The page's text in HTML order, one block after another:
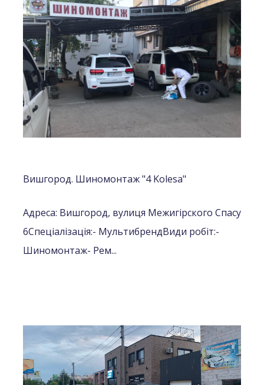
Вишгород. Шиномонтаж "4 Kolesa"
Адреса: Вишгород, вулиця Межигірского Спасу
6Спеціалізація:- МультибрендВиди робіт:-
Шиномонтаж- Рем...